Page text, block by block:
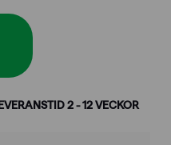
2 - 12 VECKOR